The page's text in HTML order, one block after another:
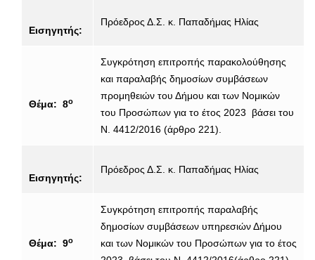
Εισηγητής:
Πρόεδρος Δ.Σ. κ. Παπαδήμας Ηλίας
Θέμα: 8ο
Συγκρότηση επιτροπής παρακολούθησης
και παραλαβής δημοσίων συμβάσεων
προμηθειών του Δήμου και των Νομικών
του Προσώπων για το έτος 2023 βάσει του
Ν. 4412/2016 (άρθρο 221).
Εισηγητής:
Πρόεδρος Δ.Σ. κ. Παπαδήμας Ηλίας
Θέμα: 9ο
Συγκρότηση επιτροπής παραλαβής
δημοσίων συμβάσεων υπηρεσιών Δήμου
και των Νομικών του Προσώπων για το έτος